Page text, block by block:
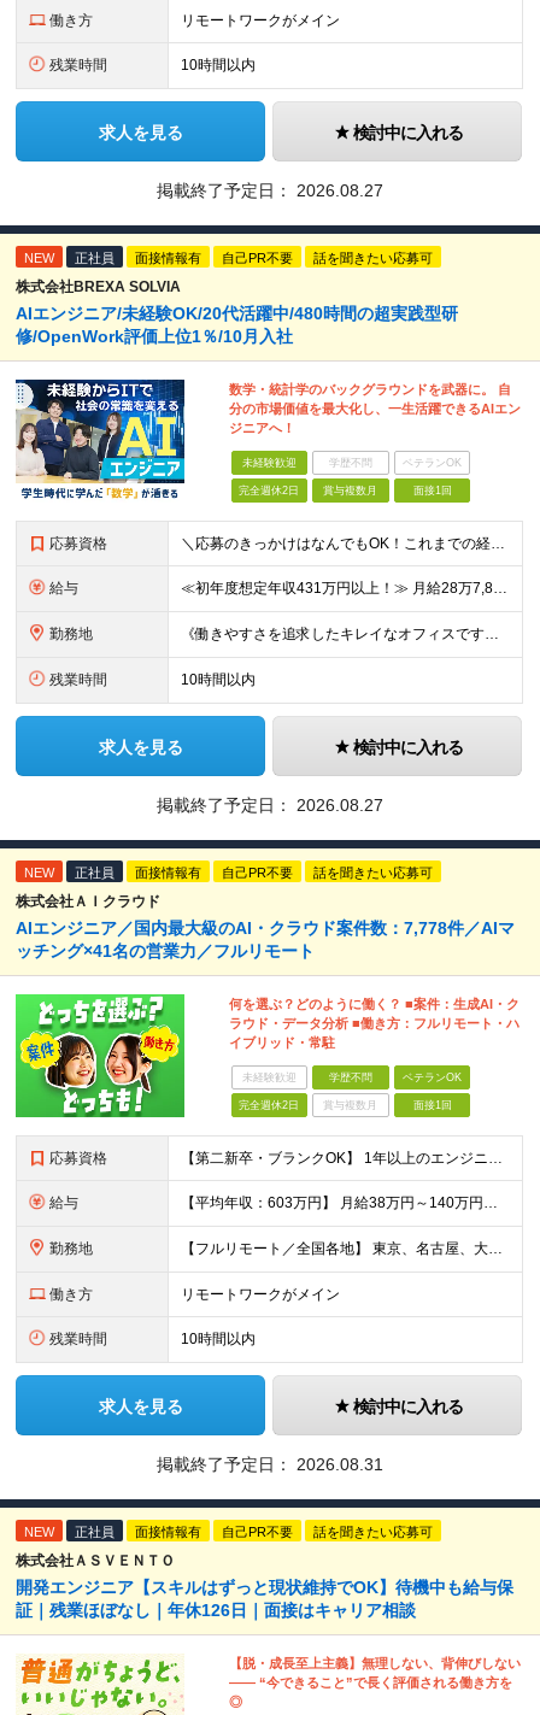
働き方 リモートワークがメイン
残業時間 10時間以内
求人を見る 検討中に入れる
掲載終了予定日： 2026.08.27
NEW 正社員 面接情報有 自己PR不要 話を聞きたい応募可
株式会社BREXA SOLVIA
AIエンジニア/未経験OK/20代活躍中/480時間の超実践型研
修/OpenWork評価上位1％/10月入社
数学・統計学のバックグラウンドを武器に。 自
分の市場価値を最大化し、一生活躍できるAIエン
ジニアへ！
未経験歓迎 学歴不問 ベテランOK
完全週休2日 賞与複数月 面接1回
応募資格 ＼応募のきっかけはなんでもOK！これまでの経験よりも「ITに興味がある」「前職の経験を活かしてキャリアチェンジしたい」という気持ちを重視しています／ ◆年齢30歳まで（若年層の長期キャリア形成のため
給与 ≪初年度想定年収431万円以上！≫ 月給28万7,825円～＋賞与年2回 ※上記金額には月20時間分(3万8,900円～)の見込み残業代を含み、超過した分は別途全額支給します。 ※経験やスキルを考慮
勤務地 《働きやすさを追求したキレイなオフィスです！》 【本社】 東京都新宿区新宿4-3-25 TOKYU REIT新宿ビル8F 【ラーニングセンター】 東京都渋谷区千駄ヶ谷5-32-10 南新宿SKビル6
残業時間 10時間以内
求人を見る 検討中に入れる
掲載終了予定日： 2026.08.27
NEW 正社員 面接情報有 自己PR不要 話を聞きたい応募可
株式会社ＡＩクラウド
AIエンジニア／国内最大級のAI・クラウド案件数：7,778件／AIマ
ッチング×41名の営業力／フルリモート
何を選ぶ？どのように働く？ ■案件：生成AI・ク
ラウド・データ分析 ■働き方：フルリモート・ハ
イブリッド・常駐
未経験歓迎 学歴不問 ベテランOK
完全週休2日 賞与複数月 面接1回
応募資格 【第二新卒・ブランクOK】 1年以上のエンジニア経験がある方(開発・インフラ・工程・言語一切不問） 文理・学歴不問 【三上さんの事例】 転職前 AWS案件を希望していましたが、資格や評価軸が不明確で
給与 【平均年収：603万円】 月給38万円～140万円＋諸手当（経験者） 【平均年収603万円】 ※案件の契約内容や昇給額などはすべて開示します。 ※経験や能力を考慮し決定します。 ※月給には固定残業
勤務地 【フルリモート／全国各地】 東京、名古屋、大阪、福岡を中心とした全国のプロジェクトにアサイン。 ※プロジェクトは完全選択制です。 ※フルリモート、ハイブリッド型、常駐案件から自由に選択可能です。 ※転
働き方 リモートワークがメイン
残業時間 10時間以内
求人を見る 検討中に入れる
掲載終了予定日： 2026.08.31
NEW 正社員 面接情報有 自己PR不要 話を聞きたい応募可
株式会社ＡＳＶＥＮＴＯ
開発エンジニア【スキルはずっと現状維持でOK】待機中も給与保
証｜残業ほぼなし｜年休126日｜面接はキャリア相談
【脱・成長至上主義】無理しない、背伸びしない
―― “今できること”で長く評価される働き方を
◎